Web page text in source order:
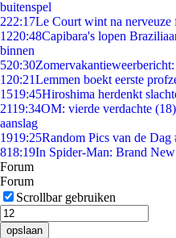
buitenspel
222:17Le Court wint na nerveuze
1220:48Capibara's lopen
binnen
520:30
1 20:21Lemmen boekt eerste
1519:45Hiroshima herdenkt
2119:34OM: vierde verdachte
aanslag
1919:25Random Pics van de Dag
818:19In Spider-Man: Brand
Forum
Forum
Scrollbar gebruiken
opslaan